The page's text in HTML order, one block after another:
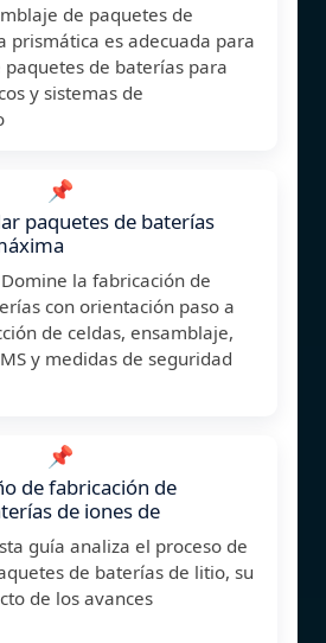
de paquetes de
prismática es adecuada para
paquetes de baterías para
y sistemas de
📌
paquetes de baterías
la fabricación de
con orientación paso a
de celdas, ensamblaje,
y medidas de seguridad
📌
de fabricación de
de iones de
guía analiza el proceso de
de baterías de litio, su
de los avances